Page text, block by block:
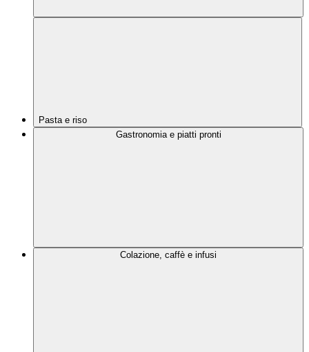
Pasta e riso
Gastronomia e piatti pronti
Colazione, caffè e infusi